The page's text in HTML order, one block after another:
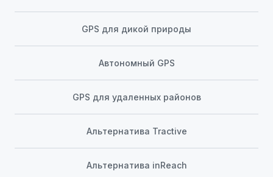
GPS для дикой природы
Автономный GPS
GPS для удаленных районов
Альтернатива Tractive
Альтернатива inReach